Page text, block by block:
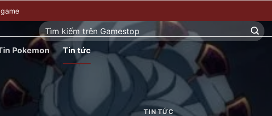
Tìm
kiếm:
Pokemon Tin tức
TIN TỨC